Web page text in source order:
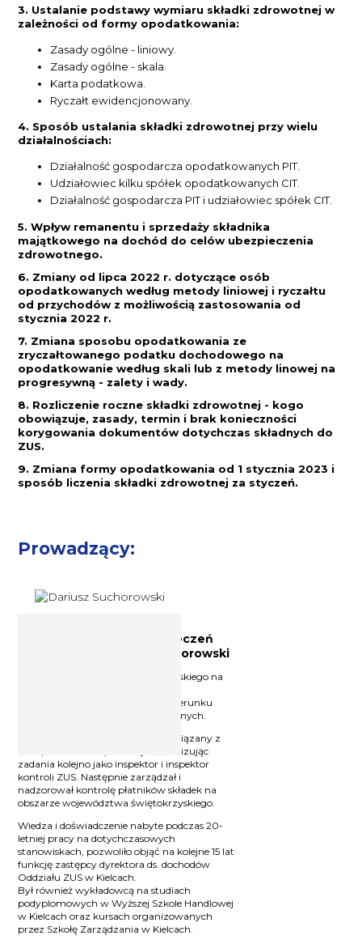
3. Ustalanie podstawy wymiaru składki zdrowotnej w
zależności od formy opodatkowania:
Zasady ogólne - liniowy.
Zasady ogólne - skala.
Karta podatkowa.
Ryczałt ewidencjonowany.
4. Sposób ustalania składki zdrowotnej przy wielu
działalnościach:
Działalność gospodarcza opodatkowanych PIT.
Udziałowiec kilku spółek opodatkowanych CIT.
Działalność gospodarcza PIT i udziałowiec spółek CIT.
5. Wpływ remanentu i sprzedaży składnika
majątkowego na dochód do celów ubezpieczenia
zdrowotnego.
6. Zmiany od lipca 2022 r. dotyczące osób
opodatkowanych według metody liniowej i ryczałtu
od przychodów z możliwością zastosowania od
stycznia 2022 r.
7. Zmiana sposobu opodatkowania ze
zryczałtowanego podatku dochodowego na
opodatkowanie według skali lub z metody linowej na
progresywną - zalety i wady.
8. Rozliczenie roczne składki zdrowotnej - kogo
obowiązuje, zasady, termin i brak konieczności
korygowania dokumentów dotychczas składnych do
ZUS.
9. Zmiana formy opodatkowania od 1 stycznia 2023 i
sposób liczenia składki zdrowotnej za styczeń.
Prowadzący:
Ekspert z zakresu ubezpieczeń
społecznych Dariusz Suchorowski
Absolwent Uniwersytetu Warszawskiego na
Uniwersytetu Jagiellońskiego na kierunku
prawo pracy i ubezpieczeń społecznych.
Od początku pracy zawodowej związany z
ubezpieczeniami społecznymi, realizując
zadania kolejno jako inspektor i inspektor
kontroli ZUS. Następnie zarządzał i
nadzorował kontrolę płatników składek na
obszarze województwa świętokrzyskiego.
Wiedza i doświadczenie nabyte podczas 20-
letniej pracy na dotychczasowych
stanowiskach, pozwoliło objąć na kolejne 15 lat
funkcję zastępcy dyrektora ds. dochodów
Oddziału ZUS w Kielcach.
Był również wykładowcą na studiach
podyplomowych w Wyższej Szkole Handlowej
w Kielcach oraz kursach organizowanych
przez Szkołę Zarządzania w Kielcach.